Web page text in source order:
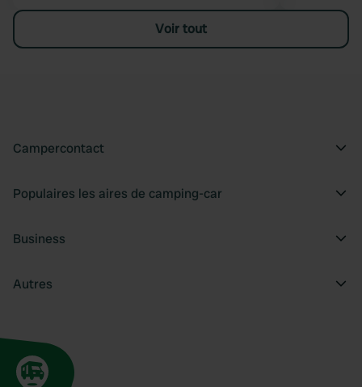
Voir tout
Campercontact
Populaires les aires de camping-car
Business
Autres